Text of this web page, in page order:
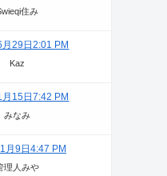
住み
29日2:01 PM
Kaz
15日7:42 PM
みなみ
月9日4:47 PM
理人みや